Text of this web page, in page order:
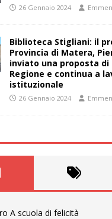
26 Gennaio 2024
Biblioteca Stigliani: il
Provincia di Matera,
inviato una proposta
Regione e continua a
istituzionale
26 Gennaio 2024
A scuola di felicità